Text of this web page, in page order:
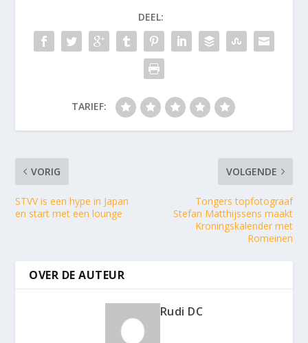
DEEL:
TARIEF:
VORIG
STVV is een hype in Japan
en start met een lounge
VOLGENDE
Tongers topfotograaf
Stefan Matthijssens maakt
Kroningskalender met
Romeinen
OVER DE AUTEUR
Rudi DC